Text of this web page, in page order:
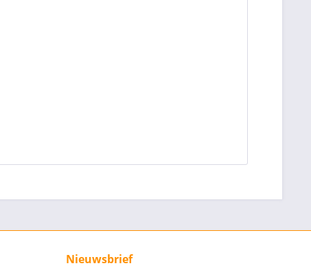
Nieuwsbrief